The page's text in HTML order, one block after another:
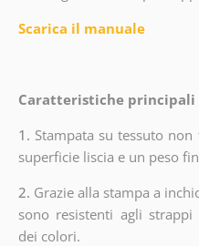
Scarica il manuale
Caratteristiche
1. Stampata su tessuto
superficie liscia e un peso
2. Grazie alla stampa a
sono resistenti agli
dei colori.